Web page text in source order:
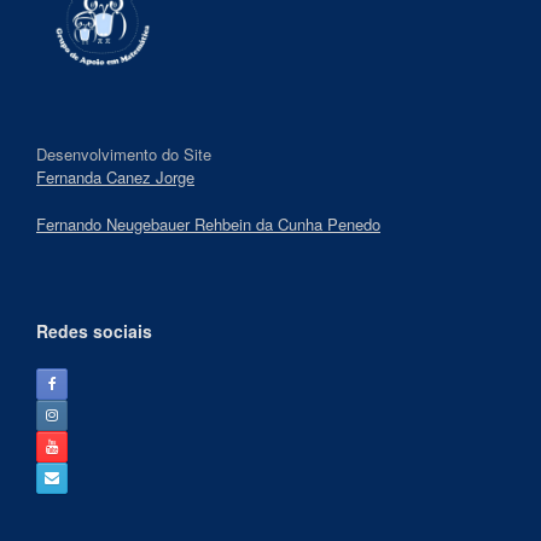
Desenvolvimento do Site
Fernanda Canez Jorge
Fernando Neugebauer Rehbein da Cunha Penedo
Redes sociais